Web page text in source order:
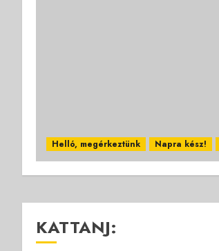
Helló, megérkeztünk Napra kész!
KATTANJ: